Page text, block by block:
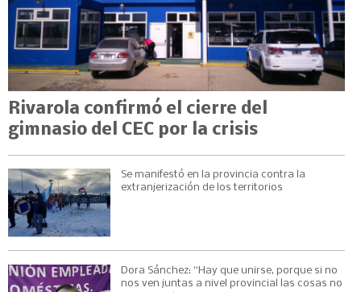
Rivarola confirmó el cierre del
gimnasio del CEC por la crisis
Se manifestó en la provincia contra la
extranjerización de los territorios
Dora Sánchez: “Hay que unirse, porque si no
nos ven juntas a nivel provincial las cosas no